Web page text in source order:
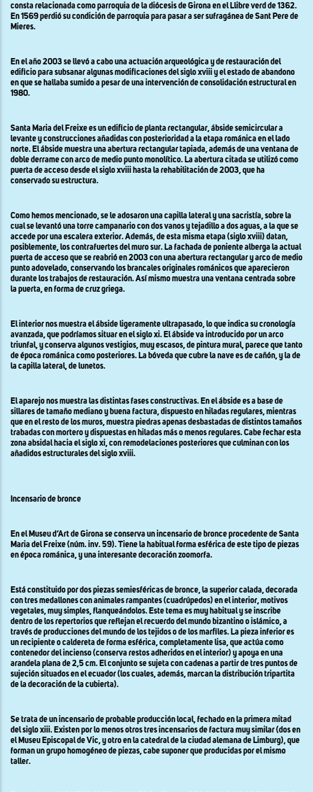
consta relacionada como parroquia de la diócesis de Girona en el Llibre verd de 1362.
En 1569 perdió su condición de parroquia para pasar a ser sufragánea de Sant Pere de
Mieres.
En el año 2003 se llevó a cabo una actuación arqueológica y de restauración del
edificio para subsanar algunas modificaciones del siglo xviii y el estado de abandono
en que se hallaba sumido a pesar de una intervención de consolidación estructural en
1980.
Santa Maria del Freixe es un edificio de planta rectangular, ábside semicircular a
levante y construcciones añadidas con posterioridad a la etapa románica en el lado
norte. El ábside muestra una abertura rectangular tapiada, además de una ventana de
doble derrame con arco de medio punto monolítico. La abertura citada se utilizó como
puerta de acceso desde el siglo xviii hasta la rehabilitación de 2003, que ha
conservado su estructura.
Como hemos mencionado, se le adosaron una capilla lateral y una sacristía, sobre la
cual se levantó una torre campanario con dos vanos y tejadillo a dos aguas, a la que se
accede por una escalera exterior. Además, de esta misma etapa (siglo xviii) datan,
posiblemente, los contrafuertes del muro sur. La fachada de poniente alberga la actual
puerta de acceso que se reabrió en 2003 con una abertura rectangular y arco de medio
punto adovelado, conservando los brancales originales románicos que aparecieron
durante los trabajos de restauración. Así mismo muestra una ventana centrada sobre
la puerta, en forma de cruz griega.
El interior nos muestra el ábside ligeramente ultrapasado, lo que indica su cronología
avanzada, que podríamos situar en el siglo xi. El ábside va introducido por un arco
triunfal, y conserva algunos vestigios, muy escasos, de pintura mural, parece que tanto
de época románica como posteriores. La bóveda que cubre la nave es de cañón, y la de
la capilla lateral, de lunetos.
El aparejo nos muestra las distintas fases constructivas. En el ábside es a base de
sillares de tamaño mediano y buena factura, dispuesto en hiladas regulares, mientras
que en el resto de los muros, muestra piedras apenas desbastadas de distintos tamaños
trabadas con mortero y dispuestas en hiladas más o menos regulares. Cabe fechar esta
zona absidal hacia el siglo xi, con remodelaciones posteriores que culminan con los
añadidos estructurales del siglo xviii.
Incensario de bronce
En el Museu d’Art de Girona se conserva un incensario de bronce procedente de Santa
Maria del Freixe (núm. inv. 59). Tiene la habitual forma esférica de este tipo de piezas
en época románica, y una interesante decoración zoomorfa.
Está constituido por dos piezas semiesféricas de bronce, la superior calada, decorada
con tres medallones con animales rampantes (cuadrúpedos) en el interior, motivos
vegetales, muy simples, flanqueándolos. Este tema es muy habitual y se inscribe
dentro de los repertorios que reflejan el recuerdo del mundo bizantino o islámico, a
través de producciones del mundo de los tejidos o de los marfiles. La pieza inferior es
un recipiente o caldereta de forma esférica, completamente lisa, que actúa como
contenedor del incienso (conserva restos adheridos en el interior) y apoya en una
arandela plana de 2,5 cm. El conjunto se sujeta con cadenas a partir de tres puntos de
sujeción situados en el ecuador (los cuales, además, marcan la distribución tripartita
de la decoración de la cubierta).
Se trata de un incensario de probable producción local, fechado en la primera mitad
del siglo xiii. Existen por lo menos otros tres incensarios de factura muy similar (dos en
el Museu Episcopal de Vic, y otro en la catedral de la ciudad alemana de Limburg), que
forman un grupo homogéneo de piezas, cabe suponer que producidas por el mismo
taller.